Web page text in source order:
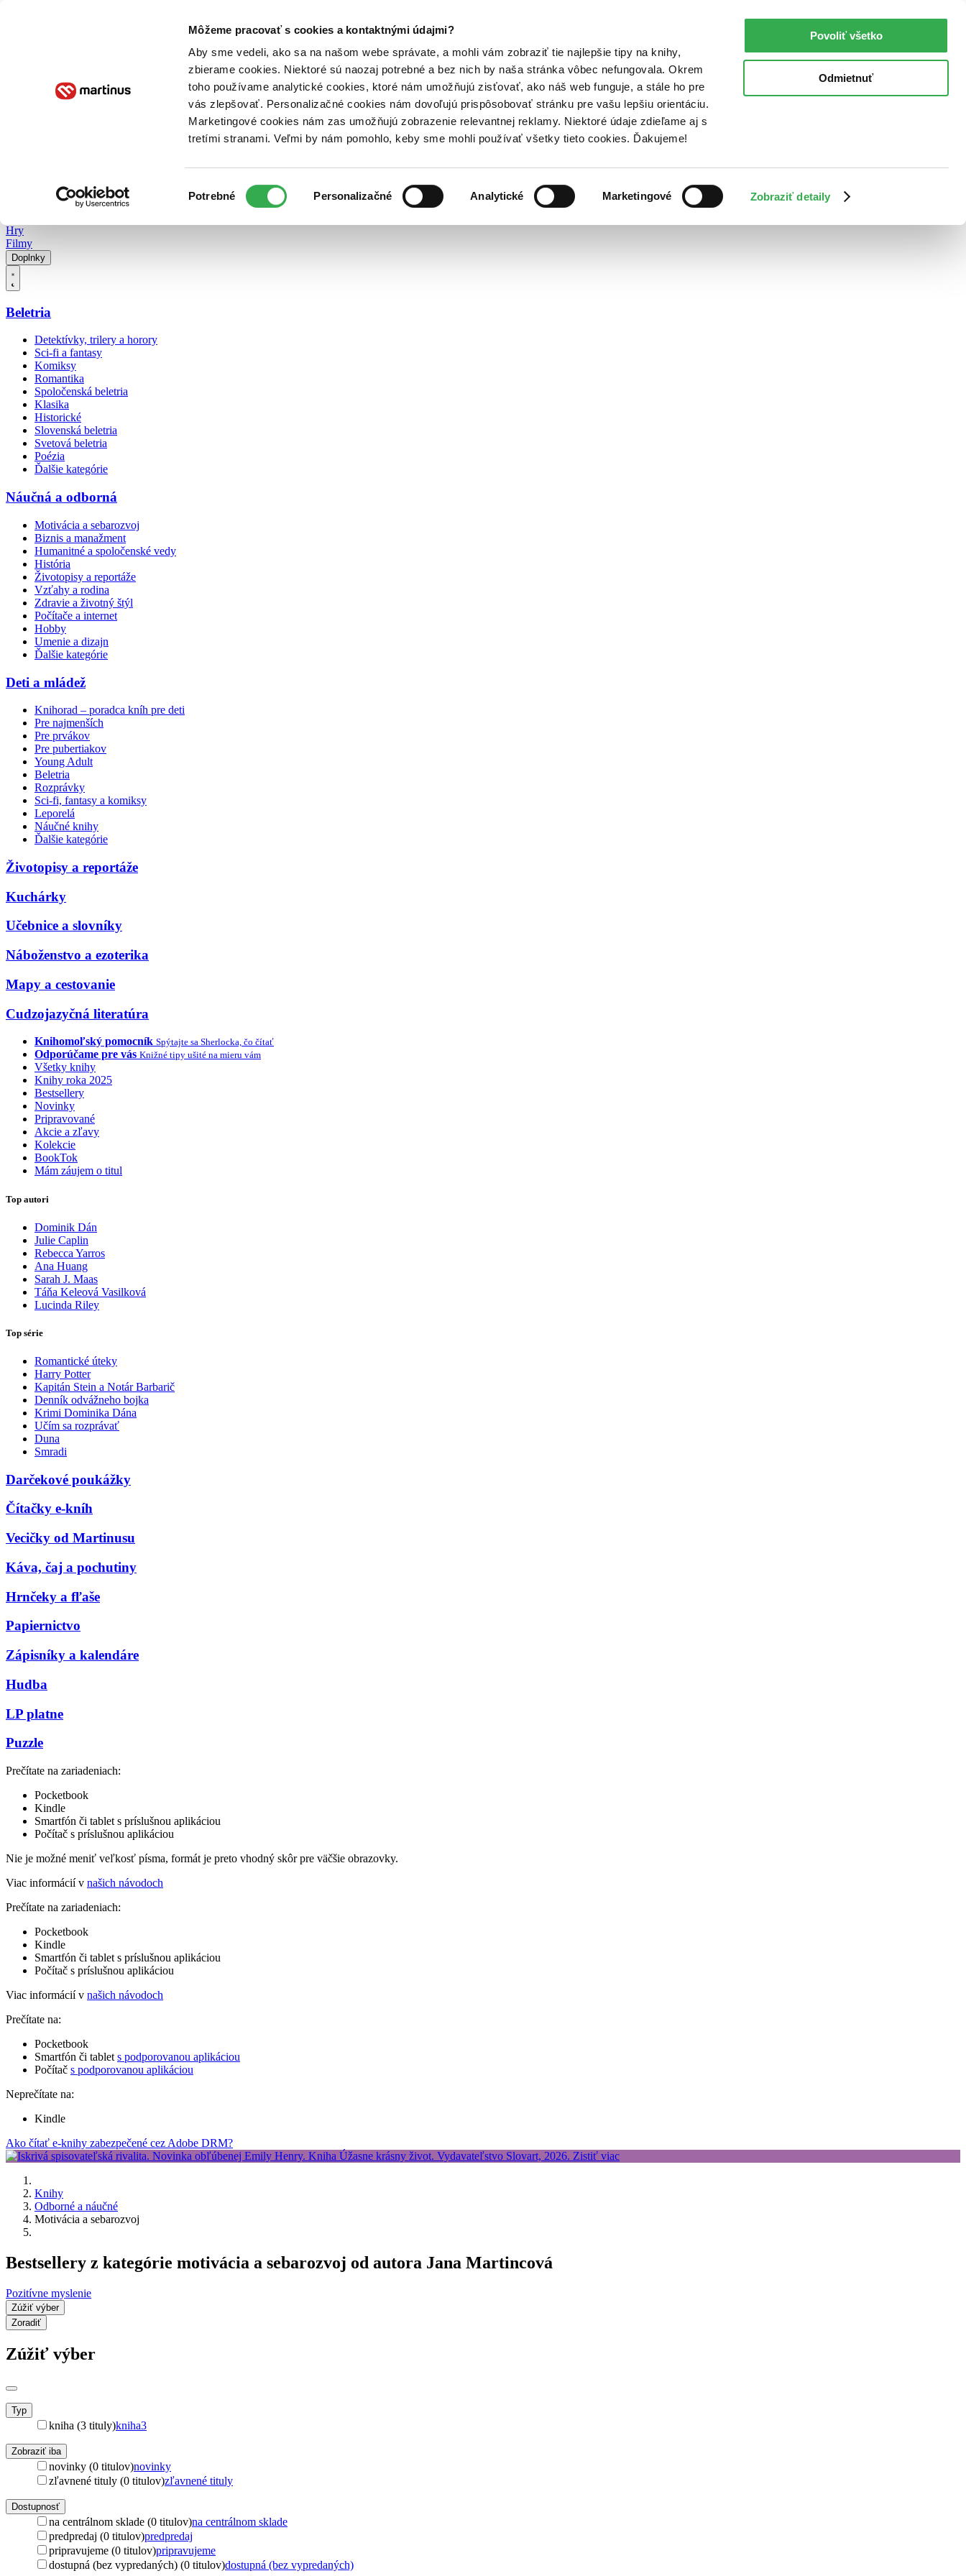
Môžeme pracovať s cookies a kontaktnými údajmi?
Aby sme vedeli, ako sa na našom webe správate, a mohli vám zobraziť tie najlepšie tipy na knihy,
zbierame cookies. Niektoré sú naozaj potrebné a bez nich by naša stránka vôbec nefungovala. Okrem
toho používame analytické cookies, ktoré nám umožňujú zisťovať, ako náš web funguje, a stále ho pre
vás zlepšovať. Personalizačné cookies nám dovoľujú prispôsobovať stránku pre vašu lepšiu orientáciu.
Marketingové cookies nám zas umožňujú zobrazenie relevantnej reklamy. Niektoré údaje zdieľame aj s
tretími stranami. Veľmi by nám pomohlo, keby sme mohli používať všetky tieto cookies. Ďakujeme!
súhlasu
Potrebné Personalizačné Analytické Marketingové Zobraziť detaily
Povoliť všetko
Odmietnuť
Poukážky Kontakt
Hry
Filmy
Doplnky
Beletria
Detektívky, trilery a horory
Sci-fi a fantasy
Komiksy
Romantika
Spoločenská beletria
Klasika
Historické
Slovenská beletria
Svetová beletria
Poézia
Ďalšie kategórie
Náučná a odborná
Motivácia a sebarozvoj
Biznis a manažment
Humanitné a spoločenské vedy
História
Životopisy a reportáže
Vzťahy a rodina
Zdravie a životný štýl
Počítače a internet
Hobby
Umenie a dizajn
Ďalšie kategórie
Deti a mládež
Knihorad – poradca kníh pre deti
Pre najmenších
Pre prvákov
Pre pubertiakov
Young Adult
Beletria
Rozprávky
Sci-fi, fantasy a komiksy
Leporelá
Náučné knihy
Ďalšie kategórie
Životopisy a reportáže
Kuchárky
Učebnice a slovníky
Náboženstvo a ezoterika
Mapy a cestovanie
Cudzojazyčná literatúra
Knihomoľský pomocník Spýtajte sa Sherlocka, čo čítať
Odporúčame pre vás Knižné tipy ušité na mieru vám
Všetky knihy
Knihy roka 2025
Bestsellery
Novinky
Pripravované
Akcie a zľavy
Kolekcie
BookTok
Mám záujem o titul
Top autori
Dominik Dán
Julie Caplin
Rebecca Yarros
Ana Huang
Sarah J. Maas
Táňa Keleová Vasilková
Lucinda Riley
Top série
Romantické úteky
Harry Potter
Kapitán Stein a Notár Barbarič
Denník odvážneho bojka
Krimi Dominika Dána
Učím sa rozprávať
Duna
Smradi
Darčekové poukážky
Čítačky e-kníh
Vecičky od Martinusu
Káva, čaj a pochutiny
Hrnčeky a fľaše
Papiernictvo
Zápisníky a kalendáre
Hudba
LP platne
Puzzle
Prečítate na zariadeniach:
Pocketbook
Kindle
Smartfón či tablet s príslušnou aplikáciou
Počítač s príslušnou aplikáciou
Nie je možné meniť veľkosť písma, formát je preto vhodný skôr pre väčšie obrazovky.
Viac informácií v našich návodoch
Prečítate na zariadeniach:
Pocketbook
Kindle
Smartfón či tablet s príslušnou aplikáciou
Počítač s príslušnou aplikáciou
Viac informácií v našich návodoch
Prečítate na:
Pocketbook
Smartfón či tablet s podporovanou aplikáciou
Počítač s podporovanou aplikáciou
Neprečítate na:
Kindle
Ako čítať e-knihy zabezpečené cez Adobe DRM?
Knihy
Odborné a náučné
Motivácia a sebarozvoj
Bestsellery z kategórie motivácia a sebarozvoj od autora Jana Martincová
Pozitívne myslenie
Zúžiť výber
Zoradiť
Zúžiť výber
Typ
kniha (3 tituly)kniha3
Zobraziť iba
novinky (0 titulov)novinky
zľavnené tituly (0 titulov)zľavnené tituly
Dostupnosť
na centrálnom sklade (0 titulov)na centrálnom sklade
predpredaj (0 titulov)predpredaj
pripravujeme (0 titulov)pripravujeme
dostupná (bez vypredaných) (0 titulov)dostupná (bez vypredaných)